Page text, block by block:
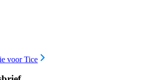
voor Tice